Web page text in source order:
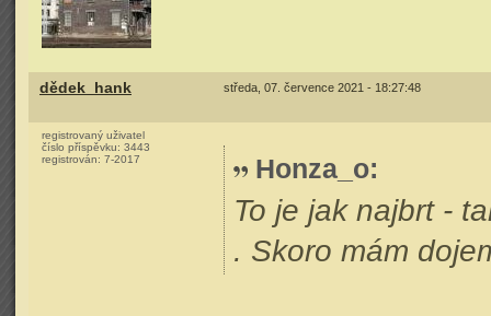
dědek_hank středa, 07. července 2021 - 18:27:48
registrovaný uživatel
číslo příspěvku: 3443
registrován: 7-2017 Honza_o:
To je jak najbrt -
. Skoro mám